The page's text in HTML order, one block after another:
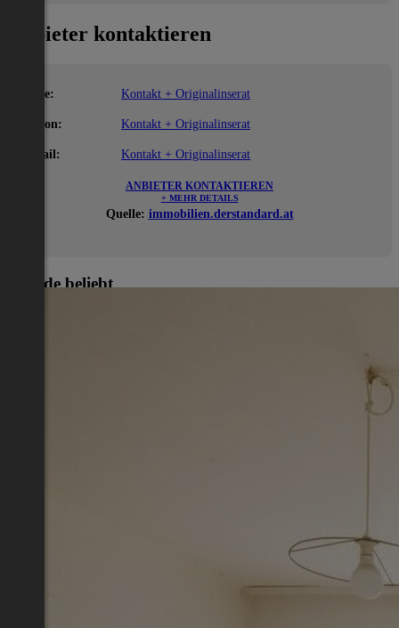
Anbieter kontaktieren
Name: Kontakt + Originalinserat
Telefon: Kontakt + Originalinserat
E-Mail: Kontakt + Originalinserat
ANBIETER KONTAKTIEREN
+ MEHR DETAILS
Quelle: immobilien.derstandard.at
Gerade beliebt